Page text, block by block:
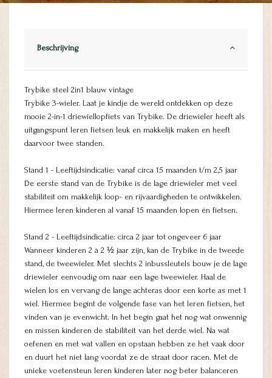
Beschrijving
Trybike steel 2in1 blauw vintage
Trybike 3-wieler. Laat je kindje de wereld ontdekken op deze
mooie 2-in-1 driewiellopfiets van Trybike. De driewieler heeft als
uitgangspunt leren fietsen leuk en makkelijk maken en heeft
daarvoor twee standen.
Stand 1 - Leeftijdsindicatie: vanaf circa 15 maanden t/m 2,5 jaar
De eerste stand van de Trybike is de lage driewieler met veel
stabiliteit om makkelijk loop- en rijvaardigheden te ontwikkelen.
Hiermee leren kinderen al vanaf 15 maanden lopen én fietsen.
Stand 2 - Leeftijdsindicatie: circa 2 jaar tot ongeveer 6 jaar
Wanneer kinderen 2 à 2 ½ jaar zijn, kan de Trybike in de tweede
stand, de tweewieler. Met slechts 2 inbussleutels bouw je de lage
driewieler eenvoudig om naar een lage tweewieler. Haal de
wielen los en vervang de lange achteras door een korte as met 1
wiel. Hiermee begint de volgende fase van het leren fietsen, het
vinden van je evenwicht. In het begin gaat het nog wat onwennig
en missen kinderen de stabiliteit van het derde wiel. Na wat
oefenen en met wat vallen en opstaan hebben ze het vaak door
en duurt het niet lang voordat ze de straat door racen. Met de
unieke voetensteun leren kinderen later nog beter balanceren